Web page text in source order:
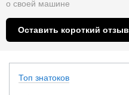
о своей машине
Оставить короткий отзыв
Топ знатоков